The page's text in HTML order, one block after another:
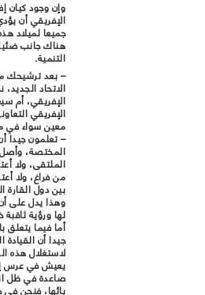
وإن وجود كيان
الإفريقي أن
جميعا لميلاد
هناك جانب
التنمية.
–بعد ترشيحك
الاتحاد
الإفريقي، أم
الإفريقي
معين سواء في
– تعلمون جيدا
المختصة،
الملتقى، ولا
من فراغ، ولا
بين دول
وهذا يدل على
لها ورؤية
أما فيما يتعلق
جيدا أن
لاستغلال هذه
يعيش في عرس
صاعدة في ظل
يائها، فنحن